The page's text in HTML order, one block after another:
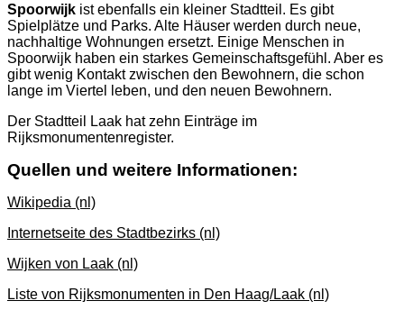
Spoorwijk ist ebenfalls ein kleiner Stadtteil. Es gibt
Spielplätze und Parks. Alte Häuser werden durch neue,
nachhaltige Wohnungen ersetzt. Einige Menschen in
Spoorwijk haben ein starkes Gemeinschaftsgefühl. Aber es
gibt wenig Kontakt zwischen den Bewohnern, die schon
lange im Viertel leben, und den neuen Bewohnern.
Der Stadtteil Laak hat zehn Einträge im
Rijksmonumentenregister.
Quellen und weitere Informationen:
Wikipedia (nl)
Internetseite des Stadtbezirks (nl)
Wijken von Laak (nl)
Liste von Rijksmonumenten in Den Haag/Laak (nl)